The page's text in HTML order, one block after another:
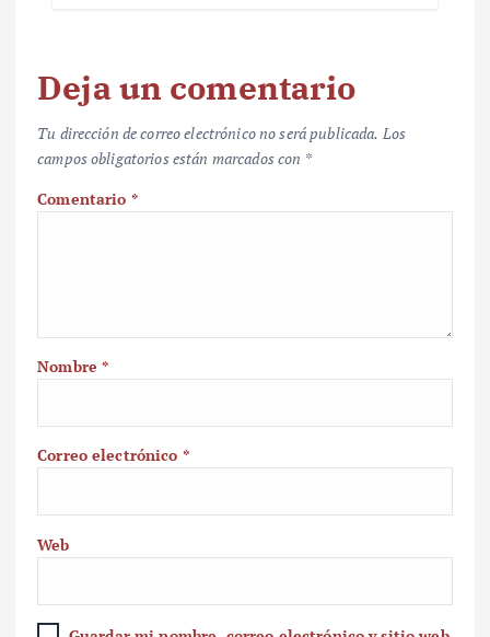
Deja un comentario
Tu dirección de correo electrónico no será publicada. Los
campos obligatorios están marcados con *
Comentario *
Nombre*
Correo electrónico *
Web